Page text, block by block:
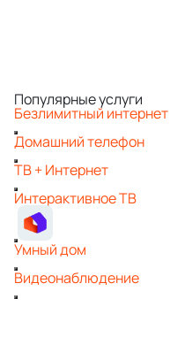
Популярные услуги
Безлимитный интернет
Домашний телефон
ТВ + Интернет
Интерактивное ТВ
Умный дом
Видеонаблюдение